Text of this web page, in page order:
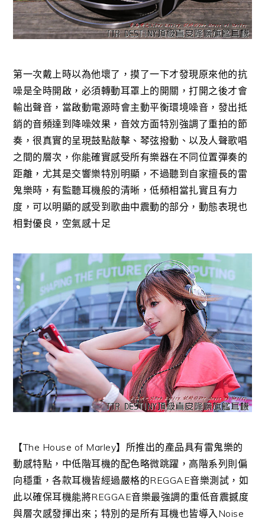
第一次戴上時以為他壞了，摸了一下才發現原來他的抗
噪是全時開啟，必須轉動耳罩上的開關，打開之後才會
輸出聲音，當啟動電源時會主動平衡環境噪音，發出抵
銷的音頻達到降噪效果，音效方面特別強調了重拍的節
奏，很真實的呈現鼓點敲擊、琴弦撥動、以及人聲歌唱
之間的層次，你能確實感受所有樂器在不同位置彈奏的
距離，尤其是交響樂特別明顯，不過聽到自家擅長的雷
鬼樂時，有監聽耳機般的清晰，低頻相當扎實且有力
度，可以明顯的感受到歌曲中震動的部分，動態表現也
相對優良，空氣感十足
【The House of Marley】所推出的產品具有雷鬼樂的
動感特點，中低階耳機的配色略微跳躍，高階系列則偏
向穩重，各款耳機皆經過嚴格的REGGAE音樂測試，如
此以確保耳機能將REGGAE音樂最強調的重低音震撼度
與層次感發揮出來；特別的是所有耳機也皆導入Noise